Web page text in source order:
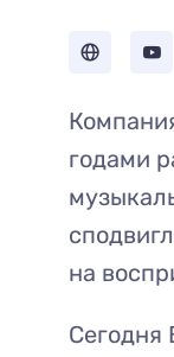
годами
на
Сегодня